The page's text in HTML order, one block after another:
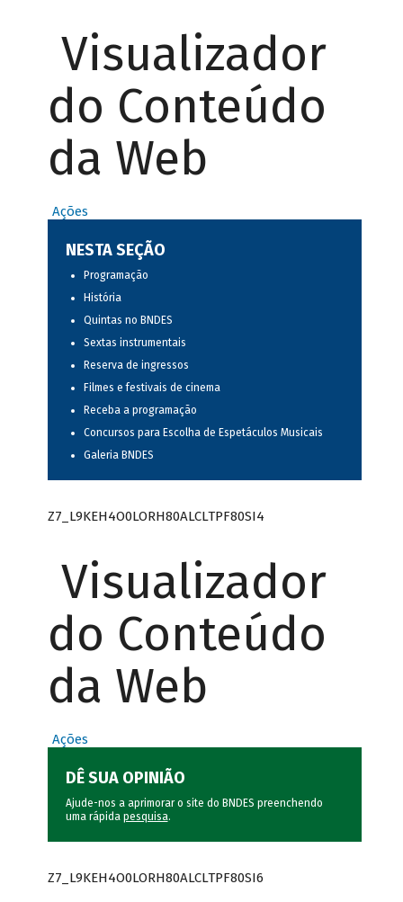
Visualizador
do Conteúdo
da Web
Ações
NESTA SEÇÃO
Programação
História
Quintas no BNDES
Sextas instrumentais
Reserva de ingressos
Filmes e festivais de cinema
Receba a programação
Concursos para Escolha de Espetáculos Musicais
Galeria BNDES
Z7_L9KEH4O0LORH80ALCLTPF80SI4
Visualizador
do Conteúdo
da Web
Ações
DÊ SUA OPINIÃO
Ajude-nos a aprimorar o site do BNDES preenchendo
uma rápida pesquisa.
Z7_L9KEH4O0LORH80ALCLTPF80SI6